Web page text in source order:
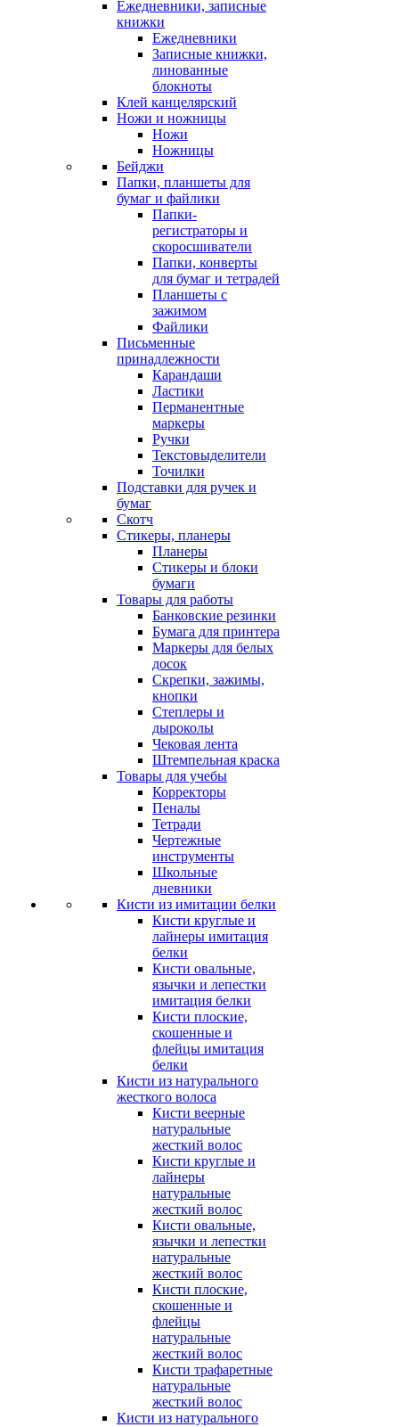
Ежедневники, записные
книжки
Ежедневники
Записные книжки,
линованные
блокноты
Клей канцелярский
Ножи и ножницы
Ножи
Ножницы
Бейджи
Папки, планшеты для
бумаг и файлики
Папки-
регистраторы и
скоросшиватели
Папки, конверты
для бумаг и тетрадей
Планшеты с
зажимом
Файлики
Письменные
принадлежности
Карандаши
Ластики
Перманентные
маркеры
Ручки
Текстовыделители
Точилки
Подставки для ручек и
бумаг
Скотч
Стикеры, планеры
Планеры
Стикеры и блоки
бумаги
Товары для работы
Банковские резинки
Бумага для принтера
Маркеры для белых
досок
Скрепки, зажимы,
кнопки
Степлеры и
дыроколы
Чековая лента
Штемпельная краска
Товары для учебы
Корректоры
Пеналы
Тетради
Чертежные
инструменты
Школьные
дневники
Кисти из имитации белки
Кисти круглые и
лайнеры имитация
белки
Кисти овальные,
язычки и лепестки
имитация белки
Кисти плоские,
скошенные и
флейцы имитация
белки
Кисти из натурального
жесткого волоса
Кисти веерные
натуральные
жесткий волос
Кисти круглые и
лайнеры
натуральные
жесткий волос
Кисти овальные,
язычки и лепестки
натуральные
жесткий волос
Кисти плоские,
скошенные и
флейцы
натуральные
жесткий волос
Кисти трафаретные
натуральные
жесткий волос
Кисти из натурального